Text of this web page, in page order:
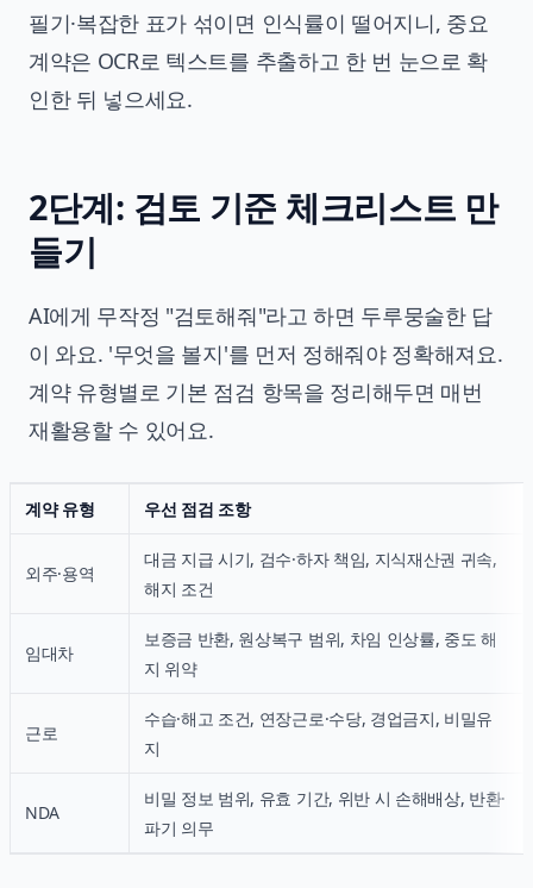
필기·복잡한 표가 섞이면 인식률이 떨어지니, 중요
계약은 OCR로 텍스트를 추출하고 한 번 눈으로 확
인한 뒤 넣으세요.
2단계: 검토 기준 체크리스트 만
들기
AI에게 무작정 "검토해줘"라고 하면 두루뭉술한 답
이 와요. '무엇을 볼지'를 먼저 정해줘야 정확해져요.
계약 유형별로 기본 점검 항목을 정리해두면 매번
재활용할 수 있어요.
계약 유형 우선 점검 조항
외주·용역
대금 지급 시기, 검수·하자 책임, 지식재산권 귀속,
해지 조건
임대차
보증금 반환, 원상복구 범위, 차임 인상률, 중도 해
지 위약
근로
수습·해고 조건, 연장근로·수당, 경업금지, 비밀유
지
NDA
비밀 정보 범위, 유효 기간, 위반 시 손해배상, 반환·
파기 의무